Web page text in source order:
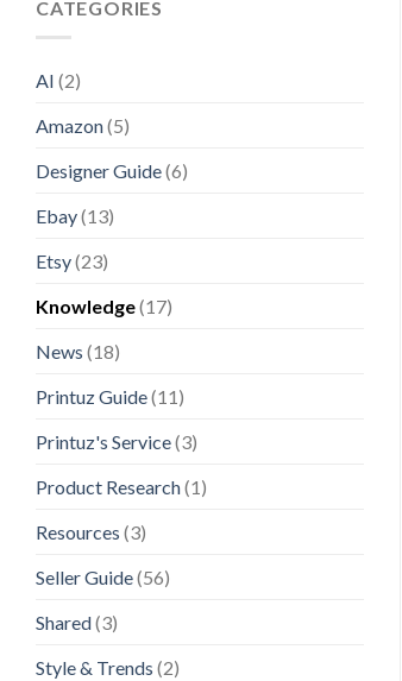
CATEGORIES
AI (2)
Amazon(5)
Designer Guide(6)
Ebay(13)
Etsy(23)
Knowledge(17)
News (18)
Printuz Guide(11)
Printuz's Service(3)
Product Research(1)
Resources (3)
Seller Guide(56)
Shared(3)
Style & Trends (2)